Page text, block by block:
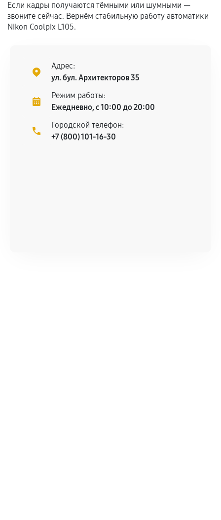
Если комплектующие куплены
самостоятельно
соблюдены следующие условия:
Предоставленные детали подходят по
дефектов.
центром.
При этом гарантия на сами комплектующие
Если кадры получаются тёмными или шумными —
звоните сейчас. Вернём стабильную работу автоматики
Nikon Coolpix L105.
Адрес:
ул. бул. Архитекторов 35
Режим работы:
Ежедневно, с 10:00 до 20:00
Городской телефон:
+7 (800) 101-16-30